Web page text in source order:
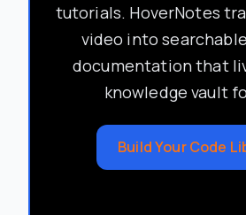
tutorials. HoverNotes
video into
documentation that
knowledge vault
Build Your Code